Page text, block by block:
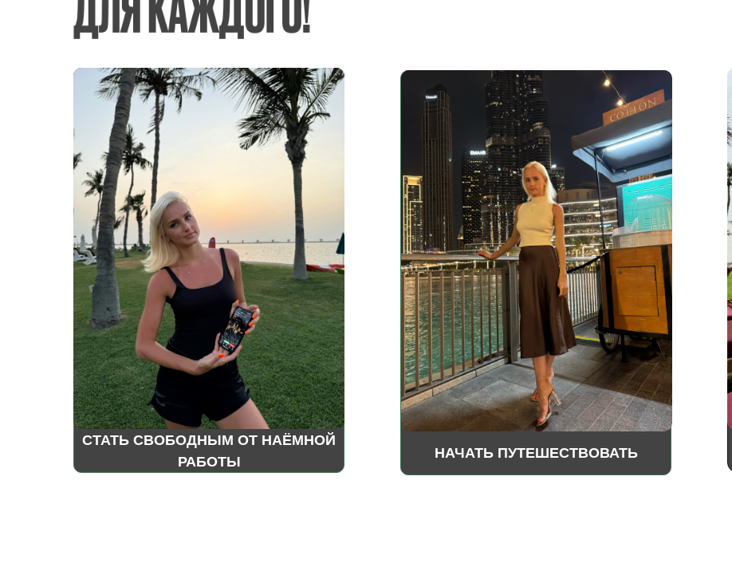
НАЧАТЬ ПУТЕШЕСТВОВАТЬ
СТАТЬ СВОБОДНЫМ ОТ НАЁМНОЙ
РАБОТЫ